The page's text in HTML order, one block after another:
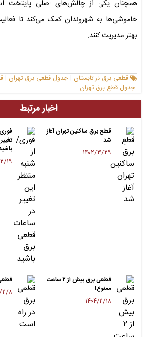
همچنان یکی از چالش‌های اصلی پایتخت
خاموشی‌ها به شهروندان کمک می‌کند تا
بهتر مدیریت کنند.
قطعی برق در تابستان | جدول قطعی برق تهران |
جدول قطع برق تهران
اخبار مرتبط
قطع برق ساکنین تهران آغاز
شد
۱۴۰۲/۳/۲۹
قطعی برق بیش از ۲ ساعت
ممنوع!
۱۴۰۴/۲/۱۸